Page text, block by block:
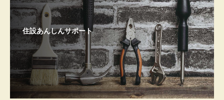
住設あんしんサポート